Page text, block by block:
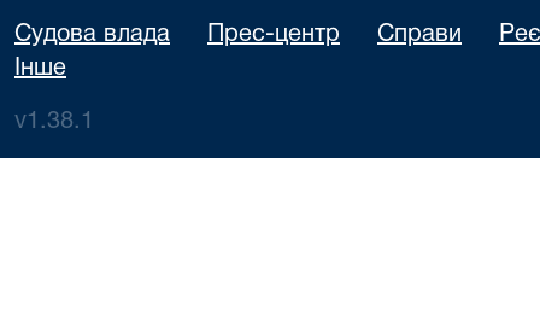
Судова влада Прес-центр Справи
Інше
v1.38.1